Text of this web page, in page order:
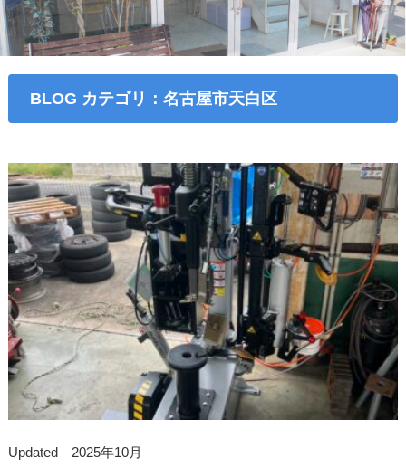
BLOG カテゴリ：名古屋市天白区
Updated 2025年10月